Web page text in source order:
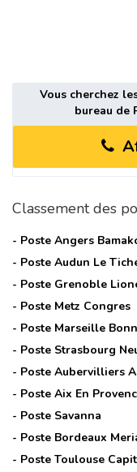
Vous cherchez
bureau de
Classement des
- Poste Angers
- Poste Audun Le
- Poste Grenoble
- Poste Metz Congres
- Poste Marseille
- Poste Strasbourg
- Poste Aubervilliers
- Poste Aix En
- Poste Savanna
- Poste Bordeaux
- Poste Toulouse